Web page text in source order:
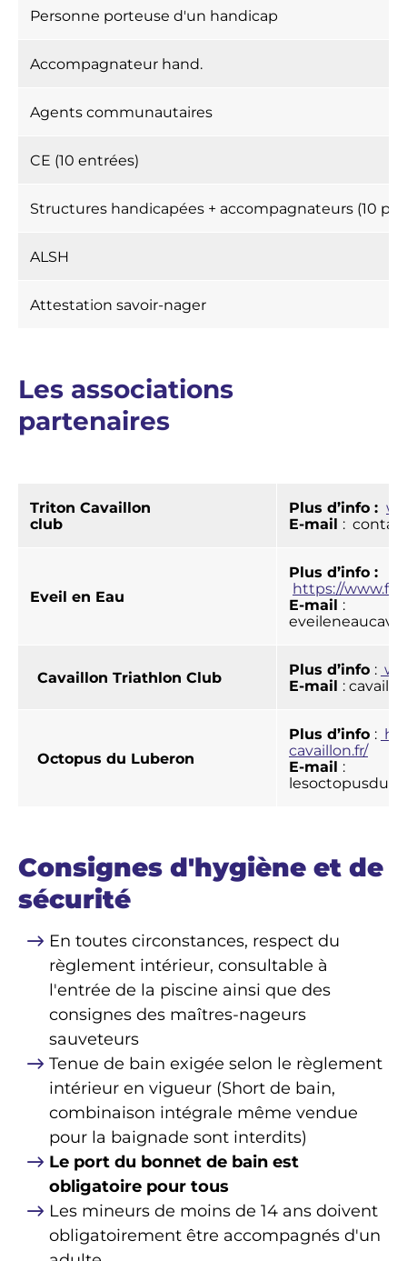
Personne porteuse d'un handicap
Accompagnateur hand.
Agents communautaires
CE (10 entrées)
Structures handicapées + accompagnateurs (10
ALSH
Attestation savoir-nager
Les associations
partenaires
Triton Cavaillon
club
Plus d’info :
E-mail :
Eveil en Eau
Plus d’info :
https://
E-mail :
Cavaillon Triathlon Club Plus d’info :
E-mail :
Octopus du Luberon
Plus d’info :
cavaillon.fr/
E-mail :
Consignes d'hygiène et de
sécurité
En toutes circonstances, respect du
règlement intérieur, consultable à
l'entrée de la piscine ainsi que des
consignes des maîtres-nageurs
sauveteurs
Tenue de bain exigée selon le règlement
intérieur en vigueur (Short de bain,
combinaison intégrale même vendue
pour la baignade sont interdits)
Le port du bonnet de bain est
obligatoire pour tous
Les mineurs de moins de 14 ans doivent
obligatoirement être accompagnés d'un